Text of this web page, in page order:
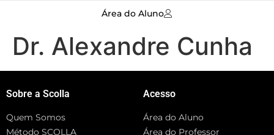
Área do Aluno
Dr. Alexandre Cunha
Sobre a Scolla
Quem Somos
Método SCOLLA
Acesso
Área do Aluno
Área do Professor